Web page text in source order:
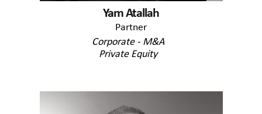
Yam Atallah
Partner
Corporate - M&A
Private Equity